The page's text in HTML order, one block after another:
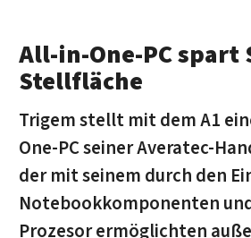
All-in-One-PC spart
Stellfläche
Trigem stellt mit dem A1
One-PC seiner Averatec-
der mit seinem durch den
Notebookkomponenten
Prozesor ermöglichten